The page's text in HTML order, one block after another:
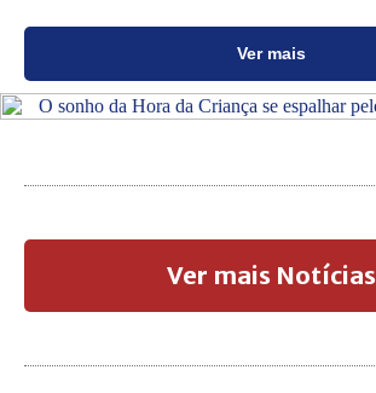
Ver mais
Ver mais Notícias